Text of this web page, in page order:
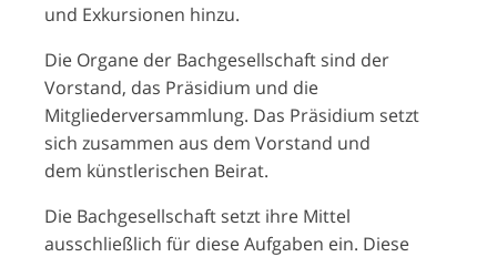
und Exkursionen hinzu.
Die Organe der Bachgesellschaft sind der
Vorstand, das Präsidium und die
Mitgliederversammlung. Das Präsidium setzt
sich zusammen aus dem Vorstand und
dem künstlerischen Beirat.
Die Bachgesellschaft setzt ihre Mittel
ausschließlich für diese Aufgaben ein. Diese